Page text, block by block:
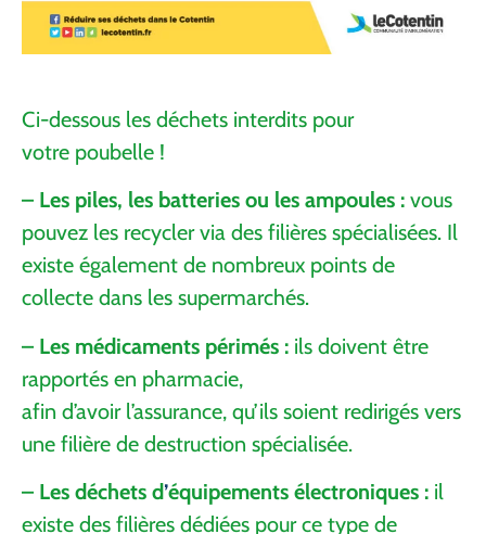
Ci-dessous les déchets interdits pour
votre poubelle !
– Les piles, les batteries ou les ampoules : vous
pouvez les recycler via des filières spécialisées. Il
existe également de nombreux points de
collecte dans les supermarchés.
– Les médicaments périmés : ils doivent être
rapportés en pharmacie,
afin d’avoir l’assurance, qu’ils soient redirigés vers
une filière de destruction spécialisée.
– Les déchets d’équipements électroniques : il
existe des filières dédiées pour ce type de